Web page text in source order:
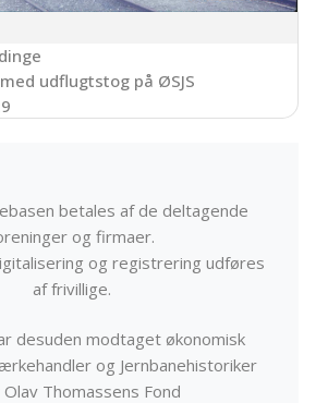
udflugtstog på ØSJS
betales af de deltagende
og firmaer.
og registrering udføres
af frivillige.
desuden modtaget økonomisk
og Jernbanehistoriker
Thomassens Fond